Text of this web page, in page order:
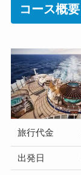
コース概要
旅行代金
出発日